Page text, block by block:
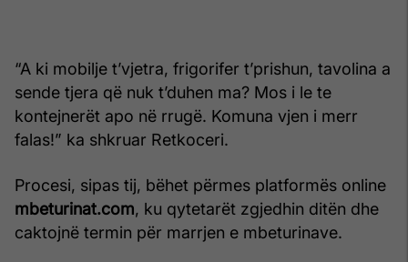
“A ki mobilje t’vjetra, frigorifer t’prishun, tavolina a
sende tjera që nuk t’duhen ma? Mos i le te
kontejnerët apo në rrugë. Komuna vjen i merr
falas!” ka shkruar Retkoceri.
Procesi, sipas tij, bëhet përmes platformës online
mbeturinat.com, ku qytetarët zgjedhin ditën dhe
caktojnë termin për marrjen e mbeturinave.